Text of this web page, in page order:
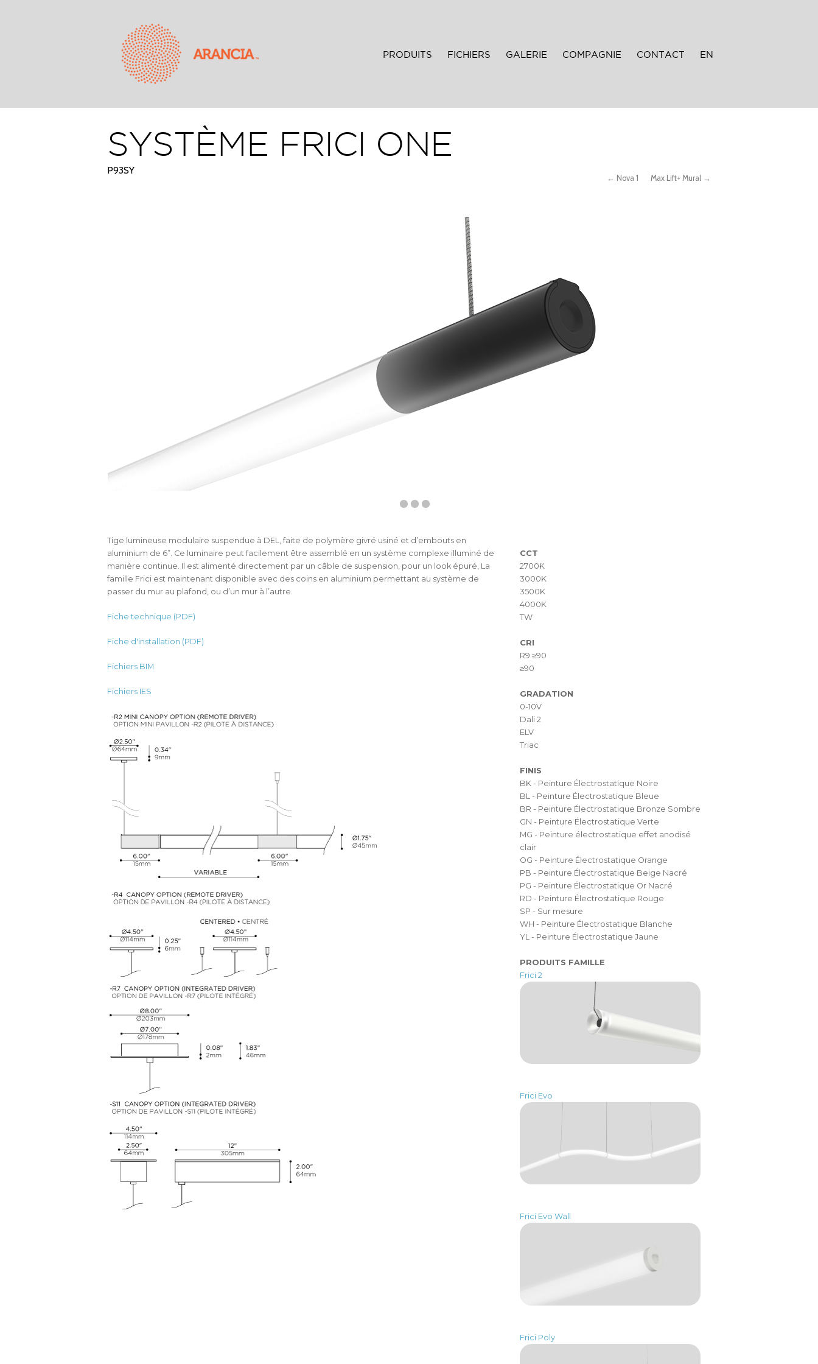
PRODUITS FICHIERS GALERIE COMPAGNIE CONTACT EN
SYSTÈME FRICI ONE
P93SY
← Nova 1 Max Lift+ Mural →
Tige lumineuse modulaire suspendue à DEL, faite de polymère givré usiné et d’embouts en
aluminium de 6”. Ce luminaire peut facilement être assemblé en un système complexe illuminé de
manière continue. Il est alimenté directement par un câble de suspension, pour un look épuré, La
famille Frici est maintenant disponible avec des coins en aluminium permettant au système de
passer du mur au plafond, ou d’un mur à l’autre.
Fiche technique (PDF)
Fiche d'installation (PDF)
Fichiers BIM
Fichiers IES
CCT
2700K
3000K
3500K
4000K
TW
CRI
R9 ≥90
≥90
GRADATION
0-10V
Dali 2
ELV
Triac
FINIS
BK - Peinture Électrostatique Noire
BL - Peinture Électrostatique Bleue
BR - Peinture Électrostatique Bronze Sombre
GN - Peinture Électrostatique Verte
MG - Peinture électrostatique effet anodisé
clair
OG - Peinture Électrostatique Orange
PB - Peinture Électrostatique Beige Nacré
PG - Peinture Électrostatique Or Nacré
RD - Peinture Électrostatique Rouge
SP - Sur mesure
WH - Peinture Électrostatique Blanche
YL - Peinture Électrostatique Jaune
PRODUITS FAMILLE
Frici 2
Frici Evo
Frici Evo Wall
Frici Poly